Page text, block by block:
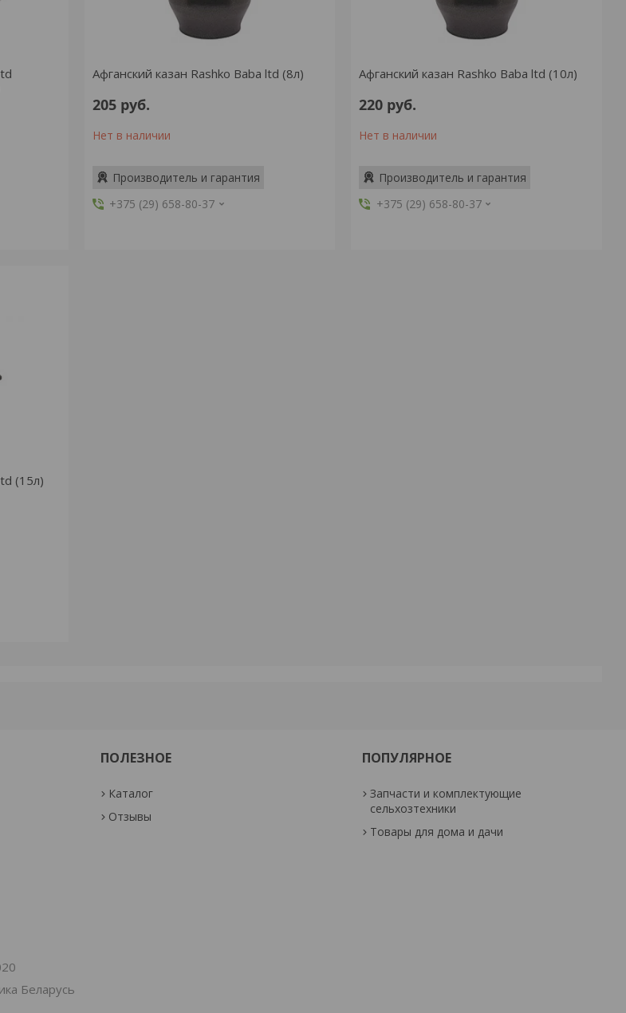
Афганский казан Rashko Baba ltd (8л)
205 руб.
Нет в наличии
Производитель и гарантия
+375 (29) 658-80-37
Афганский казан Rashko Baba ltd (10л)
220 руб.
Нет в наличии
Производитель и гарантия
+375 (29) 658-80-37
(15л)
ПОЛЕЗНОЕ
Каталог
Отзывы
ПОПУЛЯРНОЕ
Запчасти и комплектующие
сельхозтехники
Товары для дома и дачи
Беларусь